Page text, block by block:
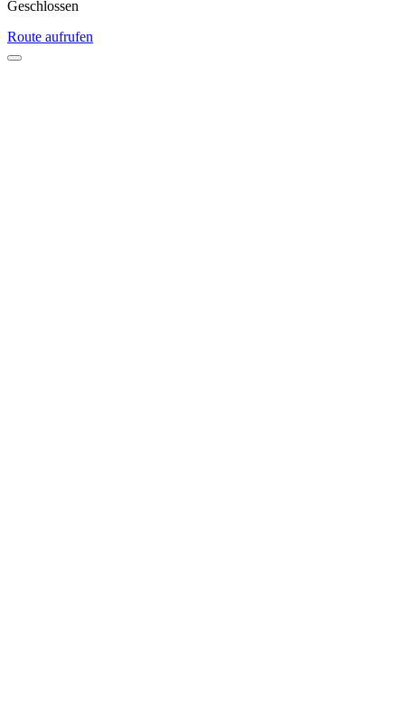
Geschlossen
Route aufrufen